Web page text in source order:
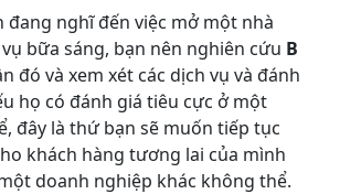
đang nghĩ đến việc mở một nhà
bữa sáng, bạn nên nghiên cứu B
đó và xem xét các dịch vụ và đánh
họ có đánh giá tiêu cực ở một
đây là thứ bạn sẽ muốn tiếp tục
khách hàng tương lai của mình
doanh nghiệp khác không thể.